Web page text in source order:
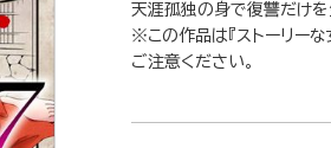
天涯孤独の身で復讐だけ
※この作品は『ストーリー
ご注意ください。